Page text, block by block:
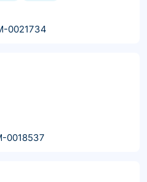
0021734
0018537